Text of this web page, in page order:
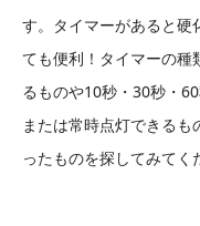
す。タイマーがあると硬
ても便利！タイマーの
るものや10秒・30秒・
または常時点灯できる
ったものを探してみてく